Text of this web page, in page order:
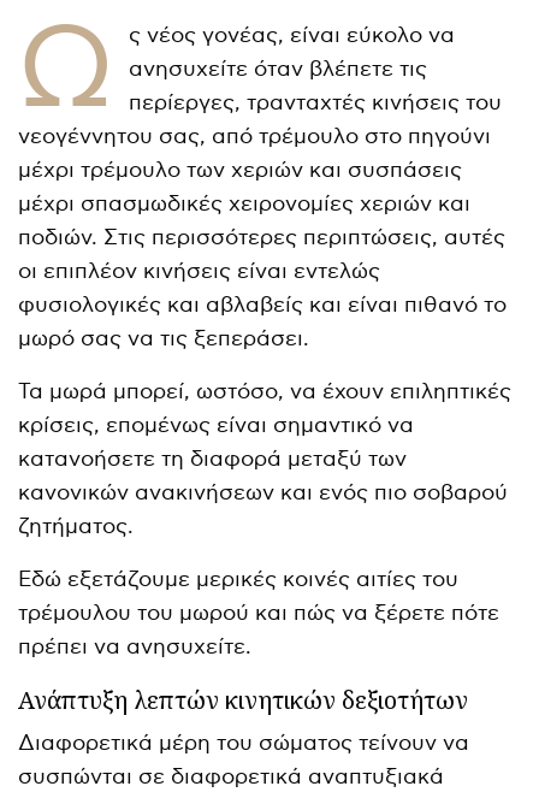
Ω
ς νέος γονέας, είναι εύκολο να
ανησυχείτε όταν βλέπετε τις
περίεργες, τρανταχτές κινήσεις του
νεογέννητου σας, από τρέμουλο στο πηγούνι
μέχρι τρέμουλο των χεριών και συσπάσεις
μέχρι σπασμωδικές χειρονομίες χεριών και
ποδιών. Στις περισσότερες περιπτώσεις, αυτές
οι επιπλέον κινήσεις είναι εντελώς
φυσιολογικές και αβλαβείς και είναι πιθανό το
μωρό σας να τις ξεπεράσει.
Τα μωρά μπορεί, ωστόσο, να έχουν επιληπτικές
κρίσεις, επομένως είναι σημαντικό να
κατανοήσετε τη διαφορά μεταξύ των
κανονικών ανακινήσεων και ενός πιο σοβαρού
ζητήματος.
Εδώ εξετάζουμε μερικές κοινές αιτίες του
τρέμουλου του μωρού και πώς να ξέρετε πότε
πρέπει να ανησυχείτε.
Ανάπτυξη λεπτών κινητικών δεξιοτήτων
Διαφορετικά μέρη του σώματος τείνουν να
συσπώνται σε διαφορετικά αναπτυξιακά